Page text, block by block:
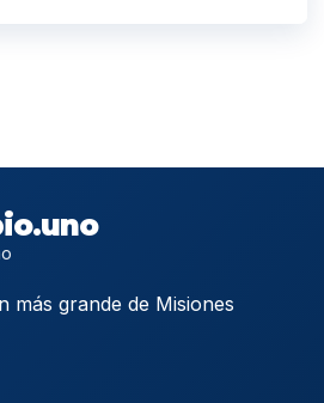
más grande de Misiones